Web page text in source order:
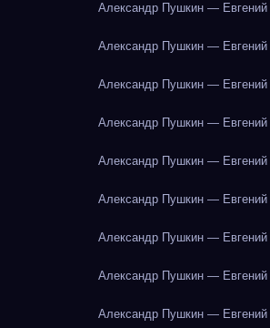
Александр Пушкин — Евгений
Александр Пушкин — Евгений
Александр Пушкин — Евгений
Александр Пушкин — Евгений
Александр Пушкин — Евгений
Александр Пушкин — Евгений
Александр Пушкин — Евгений
Александр Пушкин — Евгений
Александр Пушкин — Евгений